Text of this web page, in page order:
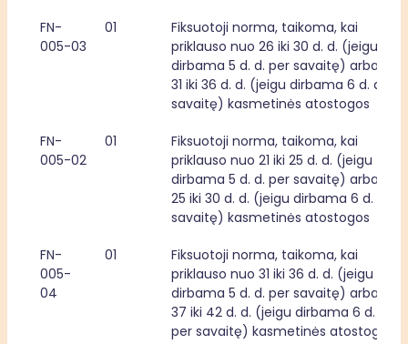
FN-
005-03
01
Fiksuotoji norma, taikoma, kai
priklauso nuo 26 iki 30 d. d. (jeigu
dirbama 5 d. d. per savaitę) arba nuo
31 iki 36 d. d. (jeigu dirbama 6 d. d. per
savaitę) kasmetinės atostogos
FN-
005-02
01
Fiksuotoji norma, taikoma, kai
priklauso nuo 21 iki 25 d. d. (jeigu
dirbama 5 d. d. per savaitę) arba nuo
25 iki 30 d. d. (jeigu dirbama 6 d. d.
savaitę) kasmetinės atostogos
FN-
005-
04
01
Fiksuotoji norma, taikoma, kai
priklauso nuo 31 iki 36 d. d. (jeigu
dirbama 5 d. d. per savaitę) arba nuo
37 iki 42 d. d. (jeigu dirbama 6 d. d.
per savaitę) kasmetinės atostogos